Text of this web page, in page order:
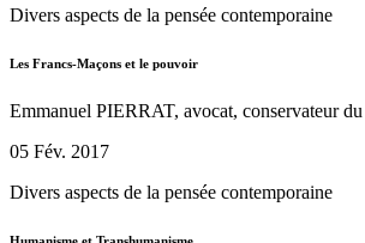
Divers aspects de la pensée contemporaine
Les Francs-Maçons et le pouvoir
Emmanuel PIERRAT, avocat, conservateur du
05 Fév. 2017
Divers aspects de la pensée contemporaine